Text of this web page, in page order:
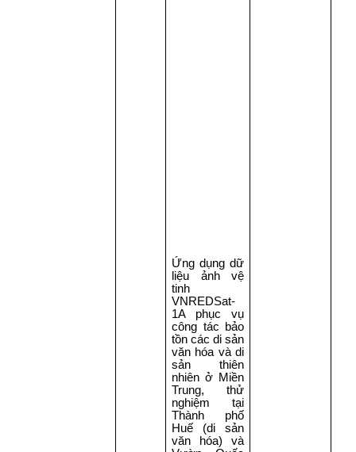
Ứng dụng dữ
liệu ảnh vệ
tinh
VNREDSat-
1A phục vụ
công tác bảo
tồn các di sản
văn hóa và di
sản thiên
nhiên ở Miền
Trung, thử
nghiệm tại
Thành phố
Huế (di sản
văn hóa) và